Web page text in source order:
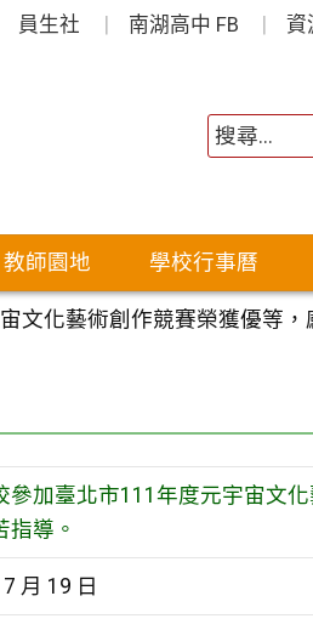
員生社 南湖高中 FB 資
教師園地 學校行事曆
文化藝術創作競賽榮獲優等
參加臺北市111年度元宇宙文
指導。
月 19 日